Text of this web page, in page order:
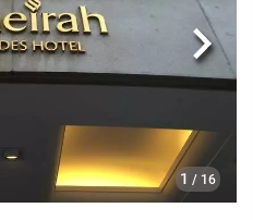
1 / 16